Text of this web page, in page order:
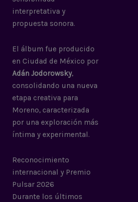
interpretativa y
propuesta sonora.
El álbum fue producido
en Ciudad de México por
Adán Jodorowsky,
consolidando una nueva
etapa creativa para
Moreno, caracterizada
por una exploración más
íntima y experimental.
Reconocimiento
internacional y Premio
Pulsar 2026
Durante los últimos